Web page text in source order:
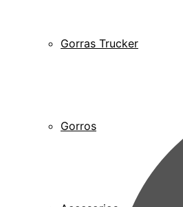
Gorras Trucker
Gorros